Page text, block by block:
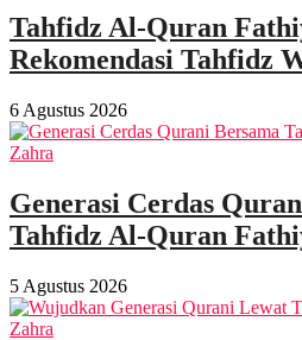
Tahfidz Al-Quran
Rekomendasi Tahfidz
6 Agustus 2026
Generasi Cerdas
Tahfidz Al-Quran
5 Agustus 2026